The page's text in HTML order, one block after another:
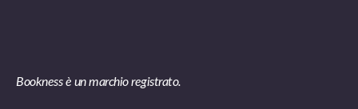
Bookness è un marchio registrato.